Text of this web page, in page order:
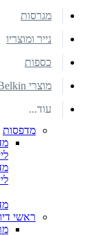
מגרסות
נייר ומוצריו
כספות
מוצרי Belkin
עוד...
מדפסות
ראשי דיו